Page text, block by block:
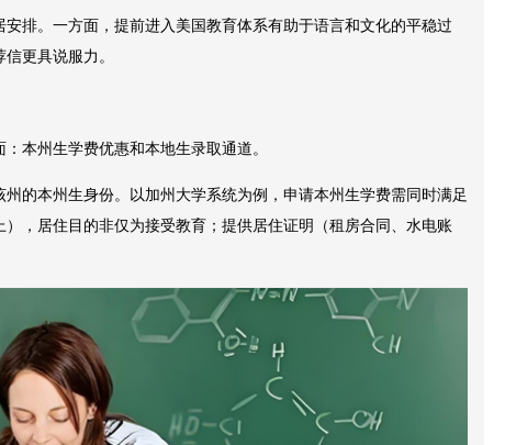
排。一方面，提前进入美国教育体系有助于语言和文化的平稳过
更具说服力。
本州生学费优惠和本地生录取通道。
的本州生身份。以加州大学系统为例，申请本州生学费需同时满足
，居住目的非仅为接受教育；提供居住证明（租房合同、水电账